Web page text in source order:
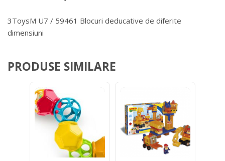
3ToysM U7 / 59461 Blocuri deducative de diferite
dimensiuni
PRODUSE SIMILARE